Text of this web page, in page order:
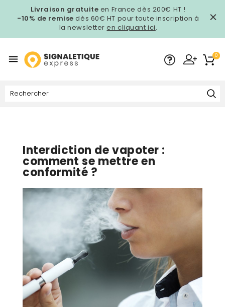
Livraison gratuite en France dès 200€ HT !
-10% de remise dès 60€ HT pour toute inscription à
la newsletteren cliquant ici.
 0
Interdiction de vapoter :
comment se mettre en
conformité ?